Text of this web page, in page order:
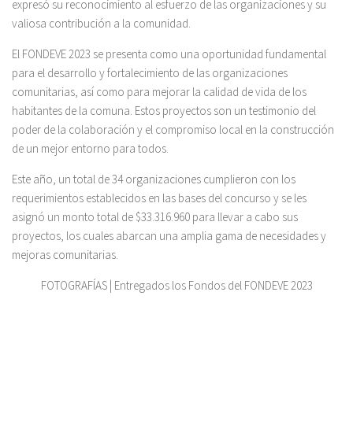
expresó su reconocimiento al esfuerzo de las organizaciones y su
valiosa contribución a la comunidad.
El FONDEVE 2023 se presenta como una oportunidad fundamental
para el desarrollo y fortalecimiento de las organizaciones
comunitarias, así como para mejorar la calidad de vida de los
habitantes de la comuna. Estos proyectos son un testimonio del
poder de la colaboración y el compromiso local en la construcción
de un mejor entorno para todos.
Este año, un total de 34 organizaciones cumplieron con los
requerimientos establecidos en las bases del concurso y se les
asignó un monto total de $33.316.960 para llevar a cabo sus
proyectos, los cuales abarcan una amplia gama de necesidades y
mejoras comunitarias.
FOTOGRAFÍAS | Entregados los Fondos del FONDEVE 2023